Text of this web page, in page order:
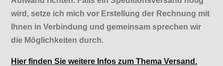
wird, setze ich mich vor Erstellung der Rechnung mit
Ihnen in Verbindung und gemeinsam sprechen wir
die Möglichkeiten durch.
Hier finden Sie weitere Infos zum Thema Versand.